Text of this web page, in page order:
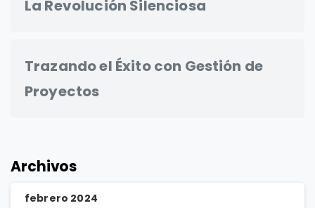
La Revolución Silenciosa
Trazando el Éxito con Gestión de
Proyectos
Archivos
febrero 2024